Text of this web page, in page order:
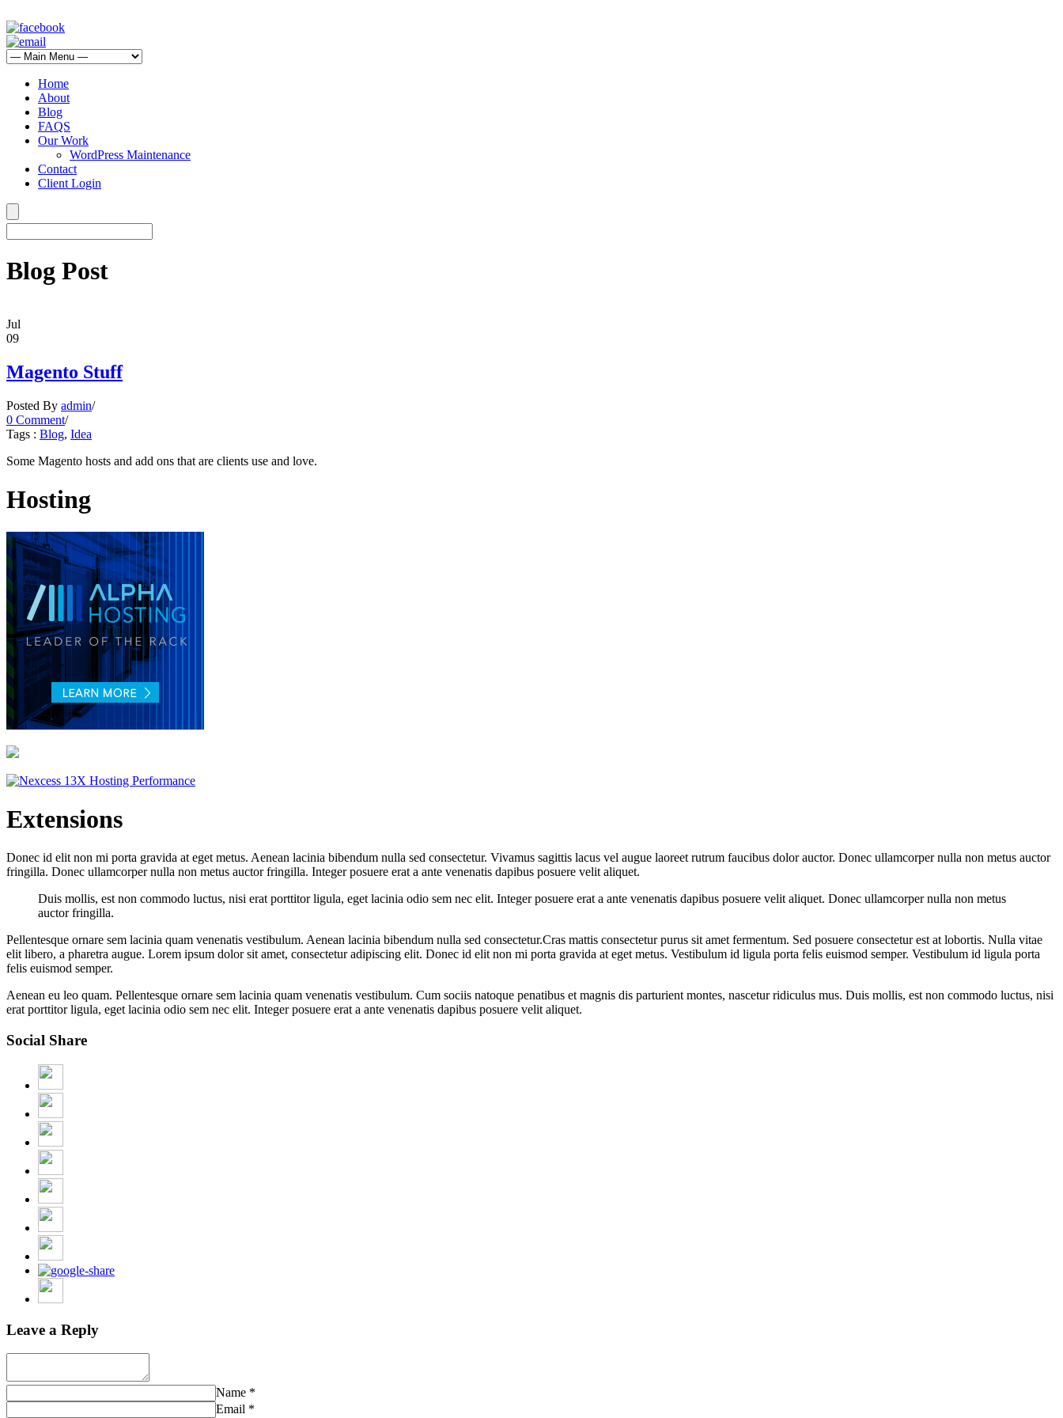
Home
About
Blog
FAQS
Our Work
WordPress Maintenance
Contact
Client Login
Blog Post
Jul
09
Magento Stuff
Posted By admin/
0 Comment/
Tags : Blog, Idea
Some Magento hosts and add ons that are clients use and love.
Hosting
Extensions
Donec id elit non mi porta gravida at eget metus. Aenean lacinia bibendum nulla sed consectetur. Vivamus sagittis lacus vel augue laoreet rutrum faucibus dolor auctor. Donec ullamcorper nulla non metus auctor
fringilla. Donec ullamcorper nulla non metus auctor fringilla. Integer posuere erat a ante venenatis dapibus posuere velit aliquet.
Duis mollis, est non commodo luctus, nisi erat porttitor ligula, eget lacinia odio sem nec elit. Integer posuere erat a ante venenatis dapibus posuere velit aliquet. Donec ullamcorper nulla non metus
auctor fringilla.
Pellentesque ornare sem lacinia quam venenatis vestibulum. Aenean lacinia bibendum nulla sed consectetur.Cras mattis consectetur purus sit amet fermentum. Sed posuere consectetur est at lobortis. Nulla vitae
elit libero, a pharetra augue. Lorem ipsum dolor sit amet, consectetur adipiscing elit. Donec id elit non mi porta gravida at eget metus. Vestibulum id ligula porta felis euismod semper. Vestibulum id ligula porta
felis euismod semper.
Aenean eu leo quam. Pellentesque ornare sem lacinia quam venenatis vestibulum. Cum sociis natoque penatibus et magnis dis parturient montes, nascetur ridiculus mus. Duis mollis, est non commodo luctus, nisi
erat porttitor ligula, eget lacinia odio sem nec elit. Integer posuere erat a ante venenatis dapibus posuere velit aliquet.
Social Share
Leave a Reply
Name *
Email *